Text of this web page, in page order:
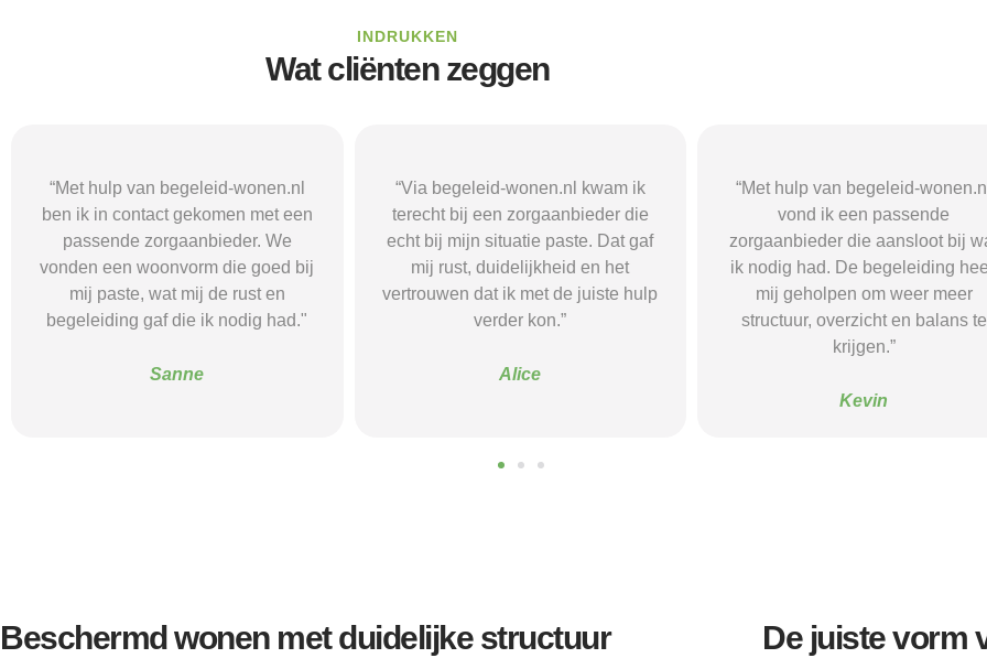
INDRUKKEN
Wat cliënten zeggen
“Via begeleid-wonen.nl kwam ik
terecht bij een zorgaanbieder die
echt bij mijn situatie paste. Dat gaf
mij rust, duidelijkheid en het
vertrouwen dat ik met de juiste hulp
verder kon.”
Alice
“Met hulp van begeleid-wonen.nl
vond ik een passende
zorgaanbieder die aansloot bij wat
ik nodig had. De begeleiding heeft
mij geholpen om weer meer
structuur, overzicht en balans te
“Met hulp van begeleid-wonen.nl
ben ik in contact gekomen met
passende zorgaanbieder. We
vonden een woonvorm die goed
mij paste, wat mij de rust en
begeleiding gaf die ik nodig had."
Beschermd wonen met duidelijke structuur De juiste vorm